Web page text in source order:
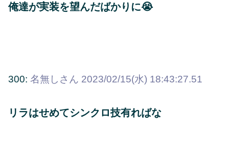
俺達が実装を望んだばかりに😭
300: 名無しさん 2023/02/15(水) 18:43:27.51
リラはせめてシンクロ技有ればな